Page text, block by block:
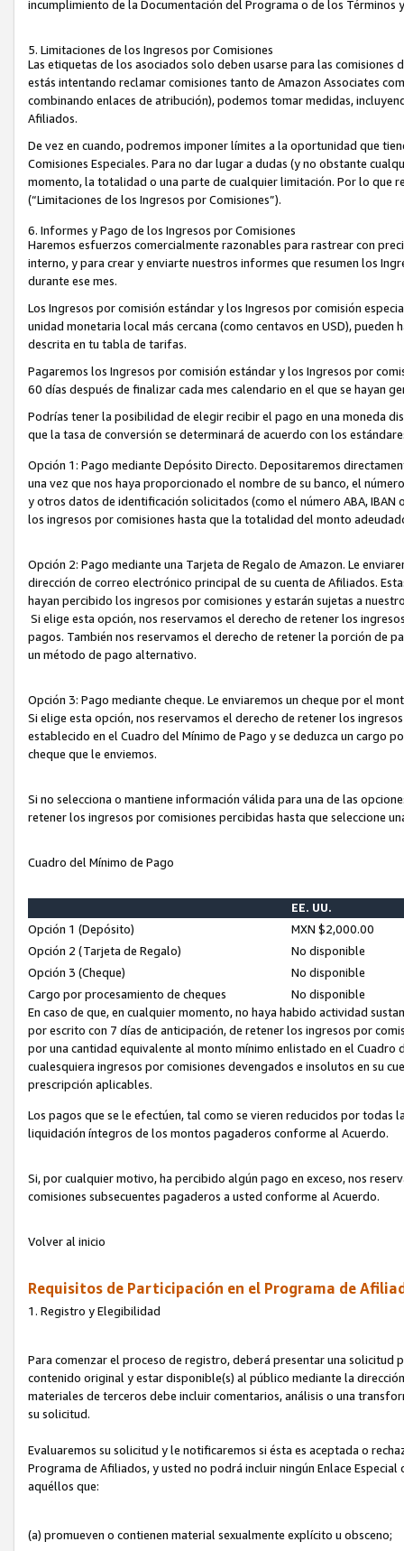
incumplimiento de la Documentación del Programa o de los Términos
5. Limitaciones de los Ingresos por Comisiones
Las etiquetas de los asociados solo deben usarse para las
estás intentando reclamar comisiones tanto de Amazon Associates
combinando enlaces de atribución), podemos tomar medidas,
Afiliados.
De vez en cuando, podremos imponer límites a la oportunidad que
Comisiones Especiales. Para no dar lugar a dudas (y no obstante
momento, la totalidad o una parte de cualquier limitación. Por lo que
(“Limitaciones de los Ingresos por Comisiones”).
6. Informes y Pago de los Ingresos por Comisiones
Haremos esfuerzos comercialmente razonables para rastrear con
interno, y para crear y enviarte nuestros informes que resumen los
durante ese mes.
Los Ingresos por comisión estándar y los Ingresos por comisión
unidad monetaria local más cercana (como centavos en USD),
descrita en tu tabla de tarifas.
Pagaremos los Ingresos por comisión estándar y los Ingresos por
60 días después de finalizar cada mes calendario en el que se hayan
Podrías tener la posibilidad de elegir recibir el pago en una moneda
que la tasa de conversión se determinará de acuerdo con los
Opción 1: Pago mediante Depósito Directo. Depositaremos
una vez que nos haya proporcionado el nombre de su banco, el
y otros datos de identificación solicitados (como el número ABA,
los ingresos por comisiones hasta que la totalidad del monto
Opción 2: Pago mediante una Tarjeta de Regalo de Amazon. Le
dirección de correo electrónico principal de su cuenta de Afiliados.
hayan percibido los ingresos por comisiones y estarán sujetas a
Si elige esta opción, nos reservamos el derecho de retener los
pagos. También nos reservamos el derecho de retener la porción de
un método de pago alternativo.
Opción 3: Pago mediante cheque. Le enviaremos un cheque por el
Si elige esta opción, nos reservamos el derecho de retener los
establecido en el Cuadro del Mínimo de Pago y se deduzca un cargo
cheque que le enviemos.
Si no selecciona o mantiene información válida para una de las
retener los ingresos por comisiones percibidas hasta que seleccione
Cuadro del Mínimo de Pago
EE. UU.
Opción 1 (Depósito)
MXN $2,000.00
Opción 2 (Tarjeta de Regalo)
No disponible
Opción 3 (Cheque)
No disponible
Cargo por procesamiento de cheques
No disponible
En caso de que, en cualquier momento, no haya habido actividad
por escrito con 7 días de anticipación, de retener los ingresos por
por una cantidad equivalente al monto mínimo enlistado en el
cualesquiera ingresos por comisiones devengados e insolutos en su
prescripción aplicables.
Los pagos que se le efectúen, tal como se vieren reducidos por todas
liquidación íntegros de los montos pagaderos conforme al Acuerdo.
Si, por cualquier motivo, ha percibido algún pago en exceso, nos
comisiones subsecuentes pagaderos a usted conforme al Acuerdo.
Volver al inicio
Requisitos de Participación en el Programa de
1. Registro y Elegibilidad
Para comenzar el proceso de registro, deberá presentar una solicitud
contenido original y estar disponible(s) al público mediante la
materiales de terceros debe incluir comentarios, análisis o una
su solicitud.
Evaluaremos su solicitud y le notificaremos si ésta es aceptada o
Programa de Afiliados, y usted no podrá incluir ningún Enlace
aquéllos que:
(a) promueven o contienen material sexualmente explícito u obsceno;